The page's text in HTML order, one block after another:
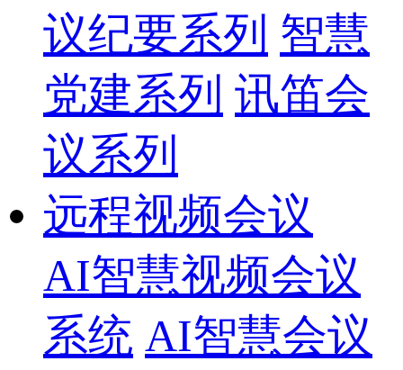
议纪要系列 智慧
党建系列 讯笛会
议系列
远程视频会议
AI智慧视频会议
系统 AI智慧会议